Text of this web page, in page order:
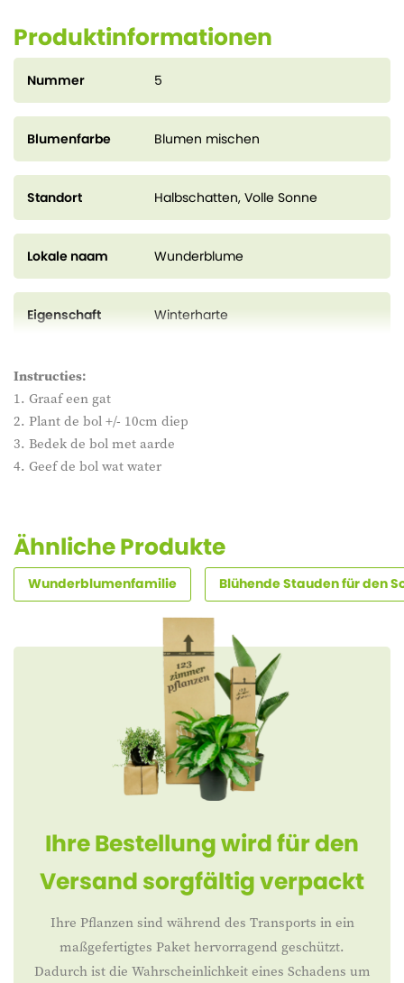
Produktinformationen
Nummer 5
Blumenfarbe Blumen mischen
Standort Halbschatten, Volle Sonne
Lokale naam Wunderblume
Eigenschaft Winterharte
Ähnliche Produkte
Wunderblumenfamilie Blühende Stauden für den
Instructies:
1. Graaf een gat
2. Plant de bol +/- 10cm diep
3. Bedek de bol met aarde
4. Geef de bol wat water
Ihre Bestellung wird für den
Versand sorgfältig verpackt
Ihre Pflanzen sind während des Transports in ein
maßgefertigtes Paket hervorragend geschützt.
Dadurch ist die Wahrscheinlichkeit eines Schadens um